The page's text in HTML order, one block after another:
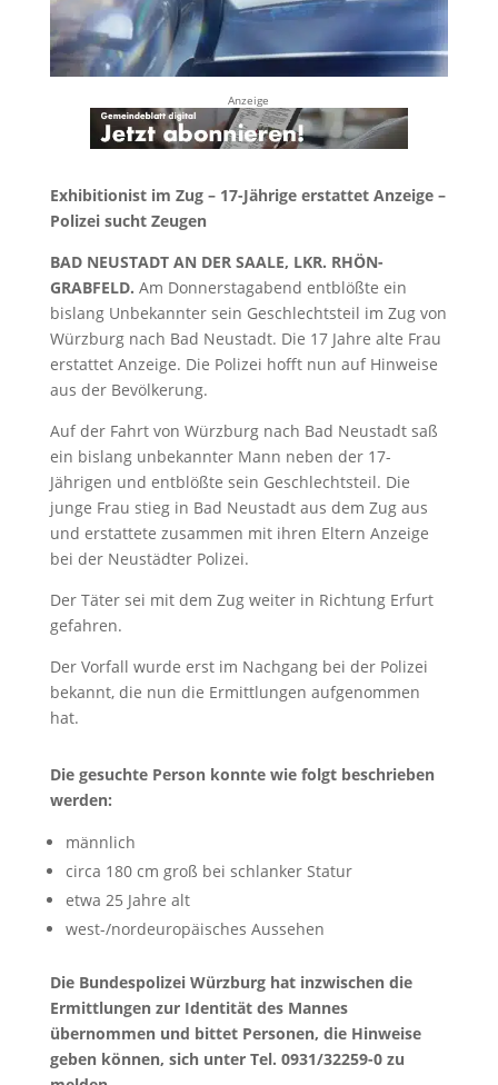
Anzeige
Exhibitionist im Zug – 17-Jährige erstattet Anzeige –
Polizei sucht Zeugen
BAD NEUSTADT AN DER SAALE, LKR. RHÖN-
GRABFELD. Am Donnerstagabend entblößte ein
bislang Unbekannter sein Geschlechtsteil im Zug von
Würzburg nach Bad Neustadt. Die 17 Jahre alte Frau
erstattet Anzeige. Die Polizei hofft nun auf Hinweise
aus der Bevölkerung.
Auf der Fahrt von Würzburg nach Bad Neustadt saß
ein bislang unbekannter Mann neben der 17-
Jährigen und entblößte sein Geschlechtsteil. Die
junge Frau stieg in Bad Neustadt aus dem Zug aus
und erstattete zusammen mit ihren Eltern Anzeige
bei der Neustädter Polizei.
Der Täter sei mit dem Zug weiter in Richtung Erfurt
gefahren.
Der Vorfall wurde erst im Nachgang bei der Polizei
bekannt, die nun die Ermittlungen aufgenommen
hat.
Die gesuchte Person konnte wie folgt beschrieben
werden:
männlich
circa 180 cm groß bei schlanker Statur
etwa 25 Jahre alt
west-/nordeuropäisches Aussehen
Die Bundespolizei Würzburg hat inzwischen die
Ermittlungen zur Identität des Mannes
übernommen und bittet Personen, die Hinweise
geben können, sich unter Tel. 0931/32259-0 zu